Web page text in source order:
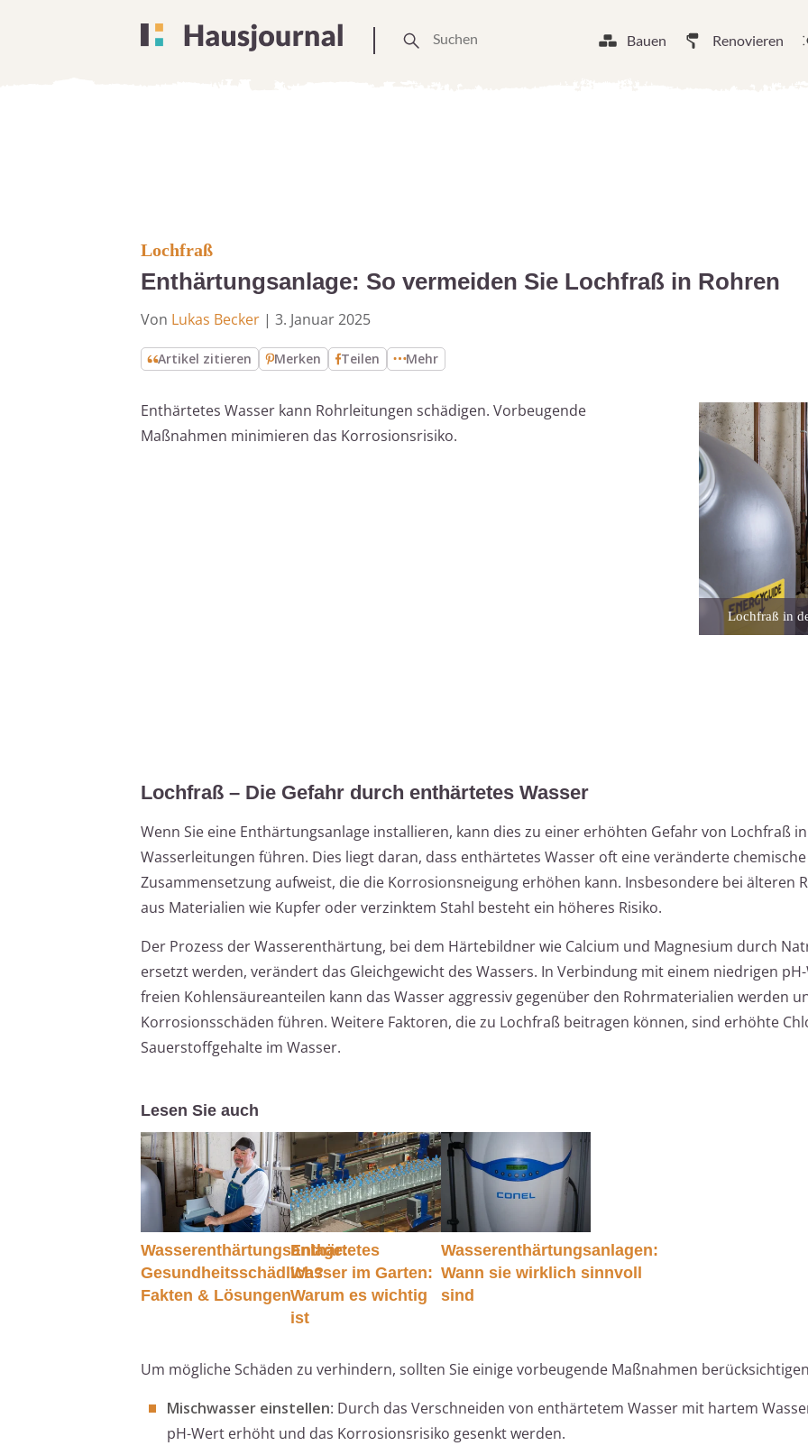
Bauen Renovieren
Lochfraß
Enthärtungsanlage: So vermeiden Sie Lochfraß in Rohren
Von Lukas Becker | 3. Januar 2025
Artikel zitieren Merken Teilen Mehr
Enthärtetes Wasser kann Rohrleitungen schädigen. Vorbeugende
Maßnahmen minimieren das Korrosionsrisiko.
Lochfraß in
Lochfraß – Die Gefahr durch enthärtetes Wasser
Wenn Sie eine Enthärtungsanlage installieren, kann dies zu einer erhöhten Gefahr von Lochfraß
Wasserleitungen führen. Dies liegt daran, dass enthärtetes Wasser oft eine veränderte chemische
Zusammensetzung aufweist, die die Korrosionsneigung erhöhen kann. Insbesondere bei älteren
aus Materialien wie Kupfer oder verzinktem Stahl besteht ein höheres Risiko.
Der Prozess der Wasserenthärtung, bei dem Härtebildner wie Calcium und Magnesium durch
ersetzt werden, verändert das Gleichgewicht des Wassers. In Verbindung mit einem niedrigen
freien Kohlensäureanteilen kann das Wasser aggressiv gegenüber den Rohrmaterialien werden
Korrosionsschäden führen. Weitere Faktoren, die zu Lochfraß beitragen können, sind erhöhte
Sauerstoffgehalte im Wasser.
Lesen Sie auch
Wasserenthärtungsanlage:
Gesundheitsschädlich?
Fakten & Lösungen
Enthärtetes
Wasser im Garten:
Warum es wichtig
ist
Wasserenthärtungsanlagen:
Wann sie wirklich sinnvoll
sind
Um mögliche Schäden zu verhindern, sollten Sie einige vorbeugende Maßnahmen
Mischwasser einstellen: Durch das Verschneiden von enthärtetem Wasser mit hartem
pH-Wert erhöht und das Korrosionsrisiko gesenkt werden.